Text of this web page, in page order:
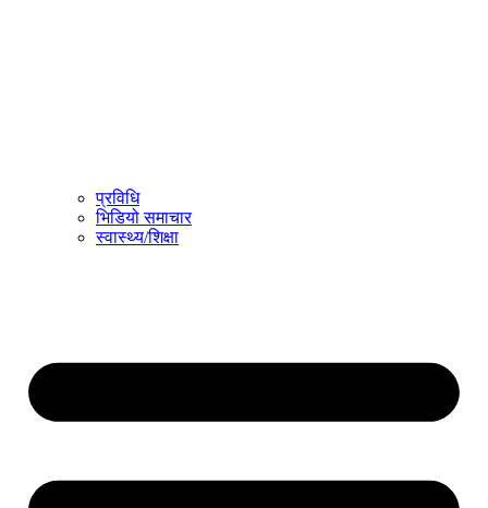
प्रविधि
भिडियो समाचार
स्वास्थ्य/शिक्षा